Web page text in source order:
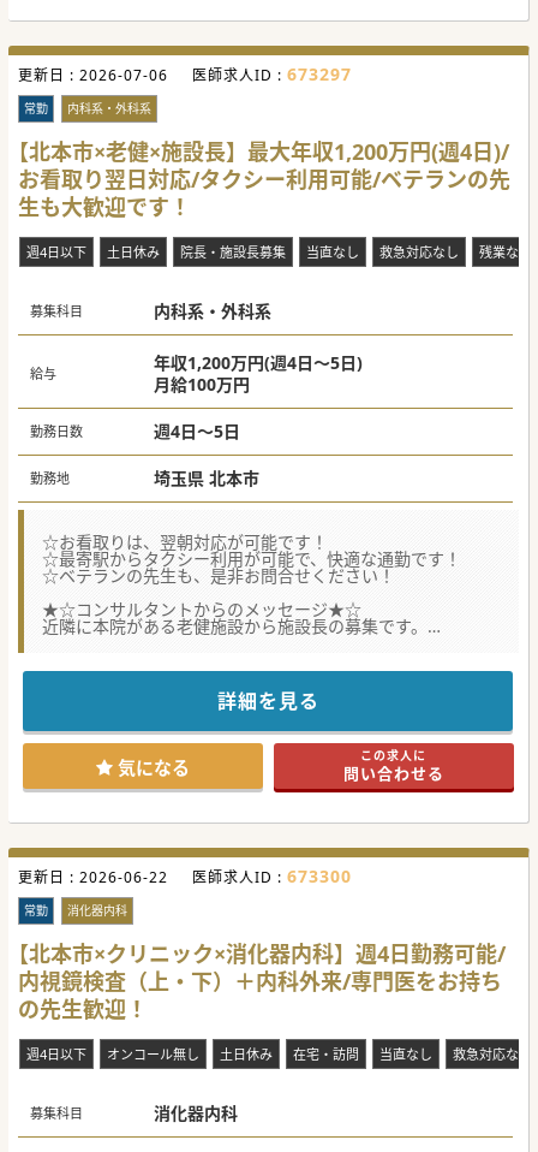
寄り添う良質な在宅医療」が体現されているクリニックで
す。
#秋入職可
更新日 : 2026-07-06 医師求人ID : 673297
常勤 内科系・外科系
【北本市×老健×施設長】最大年収1,200万円(週4日)/
お看取り翌日対応/タクシー利用可能/ベテランの先
生も大歓迎です！
週4日以下 土日休み 院長・施設長募集 当直なし 救急対応なし 残業なし
募集科目 内科系・外科系
給与
年収1,200万円(週4日～5日)
月給100万円
勤務日数 週4日～5日
勤務地 埼玉県 北本市
☆お看取りは、翌朝対応が可能です！
☆最寄駅からタクシー利用が可能で、快適な通勤です！
☆ベテランの先生も、是非お問合せください！
★☆コンサルタントからのメッセージ★☆
近隣に本院がある老健施設から施設長の募集です。
お看取りは、翌朝対応ですので安心です。
用が可能で、
上野駅から施設までの所要時間は1時間以内とアクセス良好
ベテランの先生も大歓迎ですので、お気軽にお問合せくださ
い！
#年度内入職可 #秋入職可
詳細を見る
気になる この求人に
問い合わせる
更新日 : 2026-06-22 医師求人ID : 673300
常勤 消化器内科
【北本市×クリニック×消化器内科】週4日勤務可能/
内視鏡検査（上・下）＋内科外来/専門医をお持ち
の先生歓迎！
週4日以下 オンコール無し 土日休み 在宅・訪問 当直なし 救急対応なし
募集科目 消化器内科